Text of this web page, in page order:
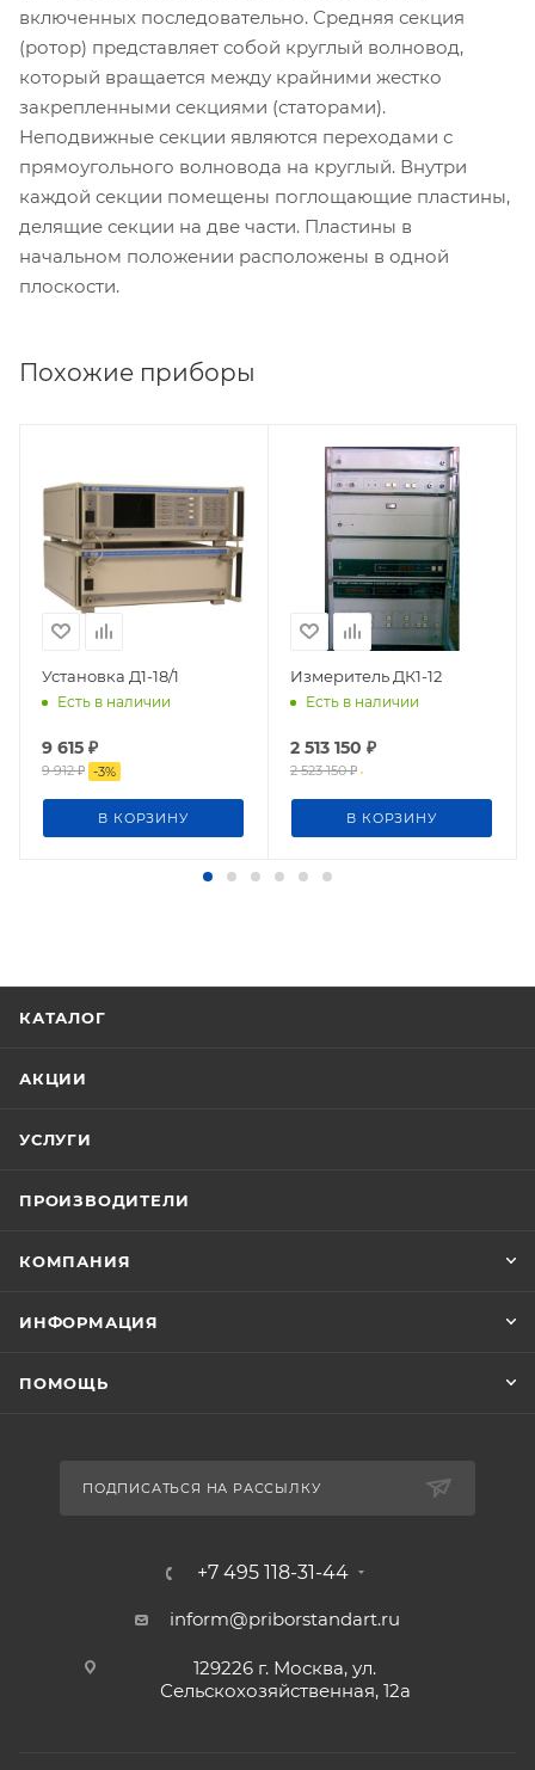
включенных последовательно. Средняя секция
(ротор) представляет собой круглый волновод,
который вращается между крайними жестко
закрепленными секциями (статорами).
Неподвижные секции являются переходами с
прямоугольного волновода на круглый. Внутри
каждой секции помещены поглощающие пластины,
делящие секции на две части. Пластины в
начальном положении расположены в одной
плоскости.
Похожие приборы
Установка Д1-18/1
Есть в наличии
9 615 ₽
9 912₽ -3%
В КОРЗИНУ
Измеритель ДК1-12
Есть в наличии
2 513 150 ₽
2 523 150₽
В КОРЗИНУ
КАТАЛОГ
АКЦИИ
УСЛУГИ
ПРОИЗВОДИТЕЛИ
КОМПАНИЯ
ИНФОРМАЦИЯ
ПОМОЩЬ
ПОДПИСАТЬСЯ НА РАССЫЛКУ
+7 495 118-31-44
inform@priborstandart.ru
129226 г. Москва, ул.
Сельскохозяйственная, 12а